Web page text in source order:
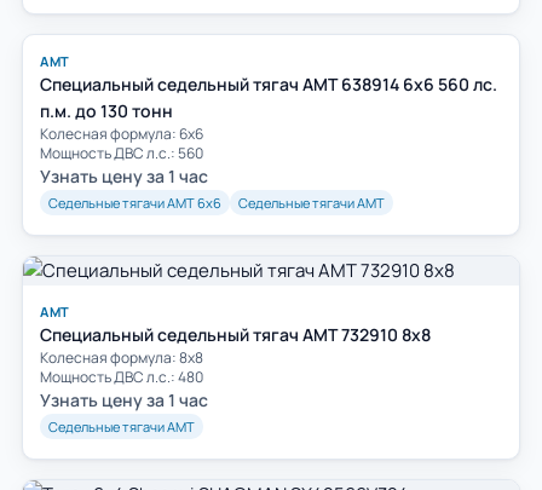
АМТ
Специальный седельный тягач АМТ 638914 6х6 560 лс.
п.м. до 130 тонн
Колесная формула: 6х6
Мощность ДВС л.с.: 560
Узнать цену за 1 час
Седельные тягачи АМТ 6х6 Седельные тягачи АМТ
АМТ
Специальный седельный тягач АМТ 732910 8х8
Колесная формула: 8х8
Мощность ДВС л.с.: 480
Узнать цену за 1 час
Седельные тягачи АМТ